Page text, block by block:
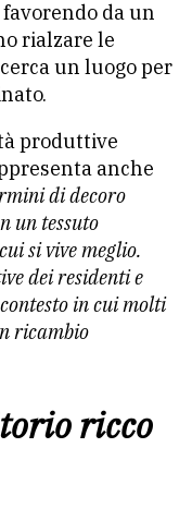
da un
rialzare le
un luogo per
produttive
anche
di decoro
un tessuto
si vive meglio.
dei residenti e
in cui molti
ricambio
ricco